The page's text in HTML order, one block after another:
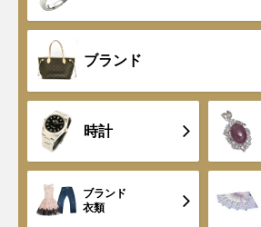
ブランド
時計
ブランド
衣類